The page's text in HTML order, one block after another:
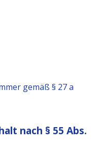
gemäß § 27 a
nach § 55 Abs.